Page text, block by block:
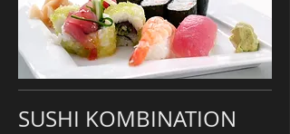
SUSHI KOMBINATION